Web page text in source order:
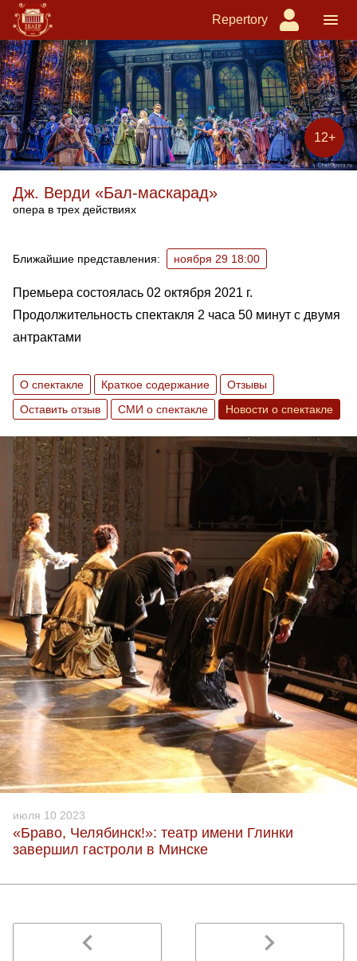
Repertory
12+
Дж. Верди «Бал-маскарад»
опера в трех действиях
Ближайшие представления: ноября 29 18:00
Премьера состоялась 02 октября 2021 г.
Продолжительность спектакля 2 часа 50 минут с двумя
антрактами
О спектакле Краткое содержание
Отзывы
Оставить отзыв
СМИ о спектакле Новости о спектакле
июля 10 2023
«Браво, Челябинск!»: театр имени Глинки
завершил гастроли в Минске
navigate_before navigate_next